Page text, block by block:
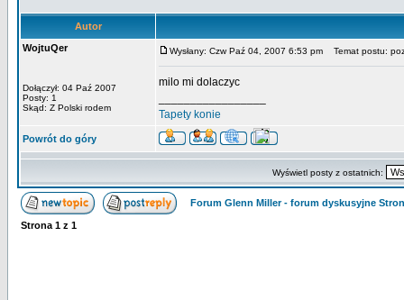
Autor
WojtuQer
Dołączył: 04 Paź 2007
Posty: 1
Skąd: Z Polski rodem
Wysłany: Czw Paź 04, 2007 6:53 pm Temat postu:
milo mi dolaczyc
Tapety konie
Powrót do góry
Wyświetl posty z ostatnich:
Forum Glenn Miller - forum dyskusyjne
Strona 1 z 1